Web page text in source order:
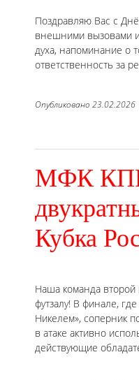
Поздравляю Вас с
внешними вызовами
духа, напоминание о
ответственность за
Опубликовано 23.02.2026
МФК
Кубка
Наша команда второй
футзалу! В финале,
Никелем», соперник
в атаке активно
действующие